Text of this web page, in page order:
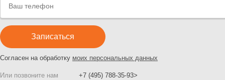
Согласен на обработку моих персональных данных
Или позвоните нам +7 (495) 788-35-93>